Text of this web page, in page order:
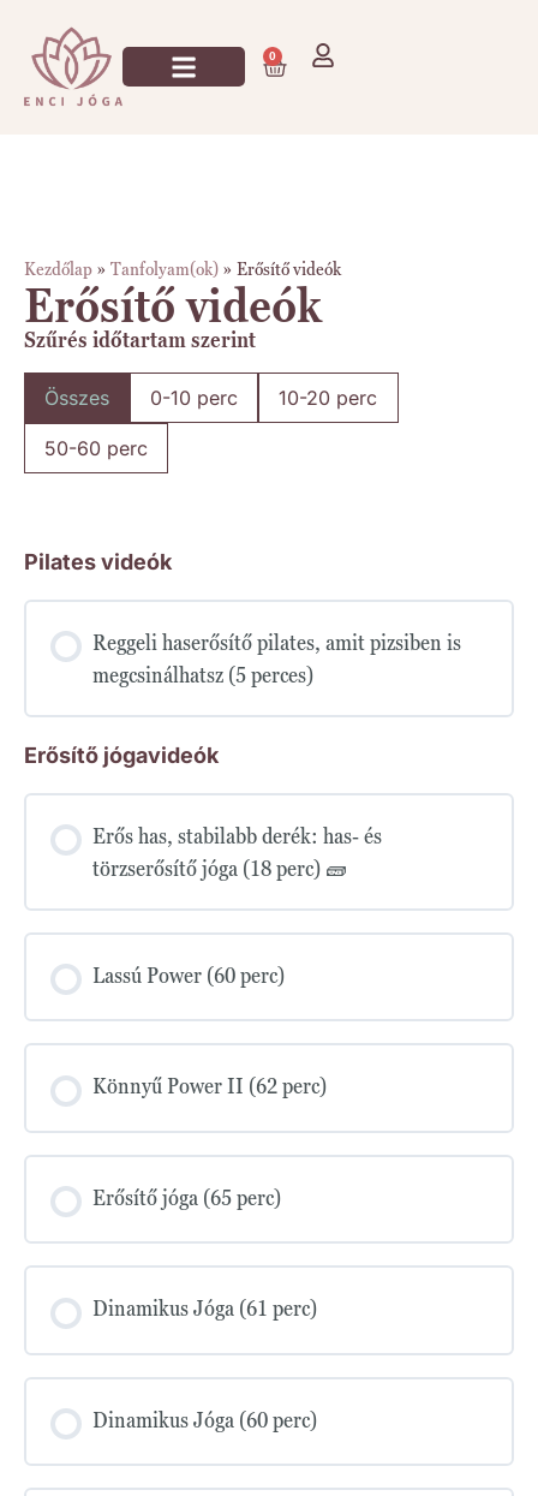
0
Kezdőlap » Tanfolyam(ok) » Erősítő videók
Erősítő videók
Szűrés időtartam szerint
Összes 0-10 perc 10-20 perc
50-60 perc
Pilates videók
Reggeli haserősítő pilates, amit pizsiben is
megcsinálhatsz (5 perces)
Erősítő jógavideók
Erős has, stabilabb derék: has- és
törzserősítő jóga (18 perc) 🧱
Lassú Power (60 perc)
Könnyű Power II (62 perc)
Erősítő jóga (65 perc)
Dinamikus Jóga (61 perc)
Dinamikus Jóga (60 perc)